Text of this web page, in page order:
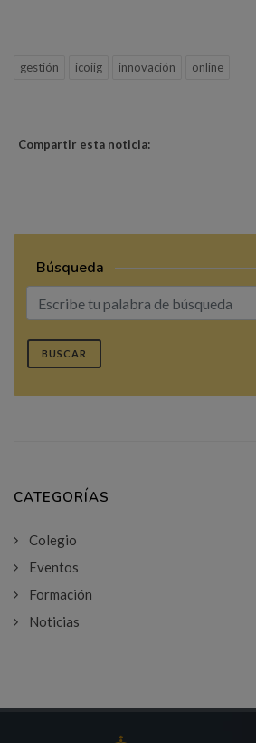
gestión icoiig innovación online
Compartir esta noticia:
Búsqueda
BUSCAR
CATEGORÍAS
Colegio
Eventos
Formación
Noticias